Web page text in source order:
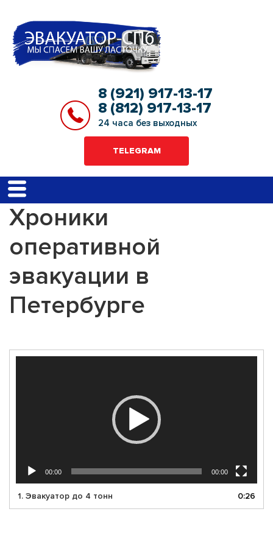
8 (921) 917-13-17
8 (812) 917-13-17
24 часа без выходных
TELEGRAM
Хроники
оперативной
эвакуации в
Петербурге
00:00 00:00
1. Эвакуатор до 4 тонн 0:26